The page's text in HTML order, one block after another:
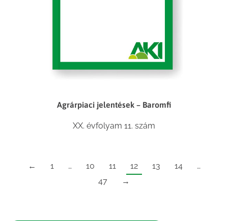
Agrárpiaci jelentések – Baromfi
XX. évfolyam 11. szám
← 1 … 10 11 12 13 14
…
47
→